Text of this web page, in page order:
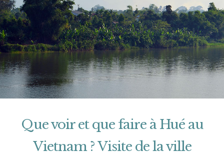
Que voir et que faire à Hué au
Vietnam ? Visite de la ville